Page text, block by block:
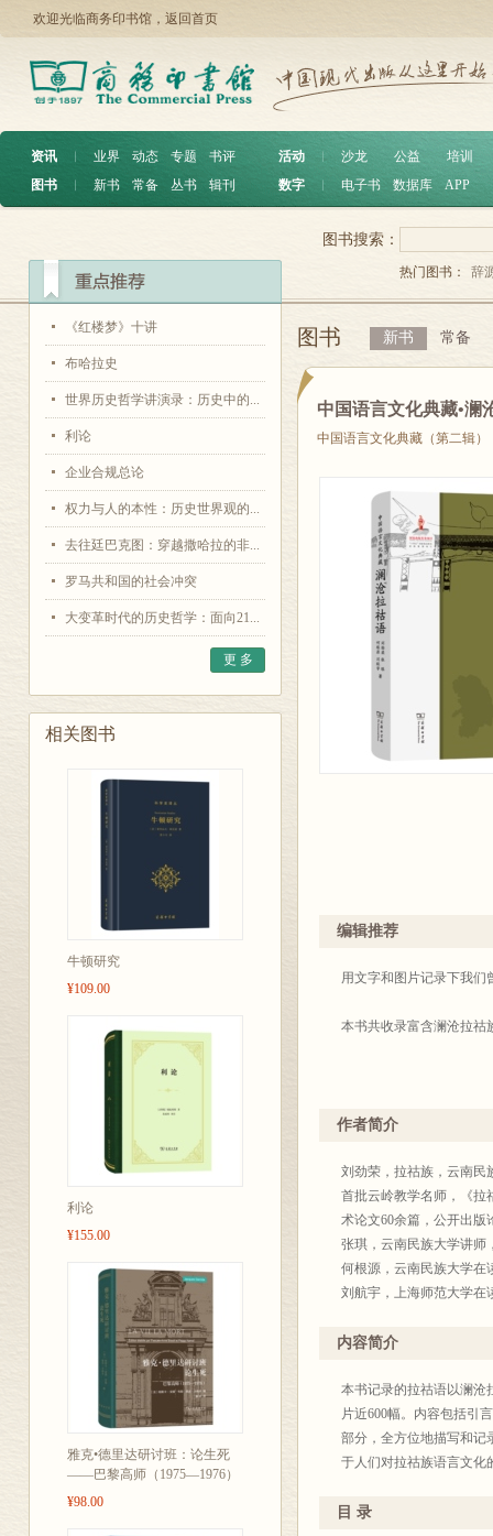
欢迎光临商务印书馆， 返回首页
资讯 ︱ 业界 动态 专题
书评
图书
︱ 新书 常备 丛书 辑刊
活动 沙龙 公益
培训
数字
电子书 数据库 APP
《红楼梦》十讲
布哈拉史
世界历史哲学讲演录：历史中的...
利论
企业合规总论
权力与人的本性：历史世界观的...
去往廷巴克图：穿越撒哈拉的非...
罗马共和国的社会冲突
大变革时代的历史哲学：面向21...
更 多
相关图书
牛顿研究
¥109.00
利论
¥155.00
雅克•德里达研讨班：论生死
——巴黎高师（1975—1976）
¥98.00
图书搜索：
热门图书： 辞
图书 新书 常备
中国语言文化典藏•澜
中国语言文化典藏（第二辑）
编辑推荐
用文字和图片记录下我们
本书共收录富含澜沧拉祜
作者简介
刘劲荣，拉祜族，云南民
首批云岭教学名师，《拉
术论文60余篇，公开出版
张琪，云南民族大学讲师
何根源，云南民族大学在
刘航宇，上海师范大学在
内容简介
本书记录的拉祜语以澜沧
片近600幅。内容包括引
部分，全方位地描写和记
于人们对拉祜族语言文化
目 录